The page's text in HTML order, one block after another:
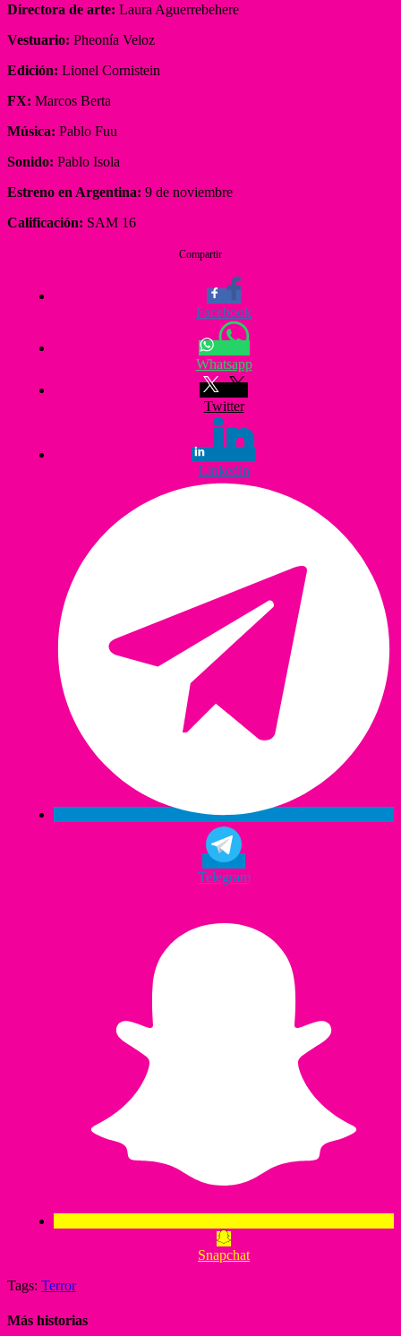
Directora de arte: Laura Aguerrebehere
Vestuario: Pheonía Veloz
Edición: Lionel Cornistein
FX: Marcos Berta
Música: Pablo Fuu
Sonido: Pablo Isola
Estreno en Argentina: 9 de noviembre
Calificación: SAM 16
Compartir
Facebook
Whatsapp
Twitter
Linkedin
Telegram
Snapchat
Tags: Terror
Más historias